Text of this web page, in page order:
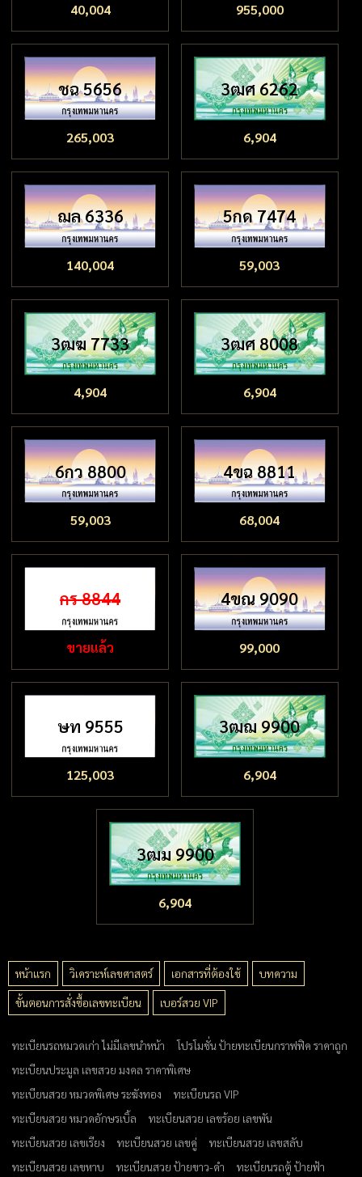
40,004 955,000
ชฉ 5656
265,003
3ฒศ 6262
6,904
ฌล 6336
140,004
5กด 7474
59,003
3ฒฆ 7733
4,904
3ฒศ 8008
6,904
6กว 8800
59,003
4ขฉ 8811
68,004
กร 8844
ขายแล้ว
4ขณ 9090
99,000
ษท 9555
125,003
3ฒฌ 9900
6,904
3ฒม 9900
6,904
หน้าแรก วิเคราะห์เลขศาสตร์ เอกสารที่ต้องใช้
บทความ
ขั้นตอนการสั่งซื้อเลขทะเบียน
เบอร์สวย VIP
ทะเบียนรถหมวดเก่า ไม่มีเลขนำหน้า
โปรโมชั่น ป้ายทะเบียนกราฟฟิค ราคาถูก
ทะเบียนประมูล เลขสวย มงคล ราคาพิเศษ
ทะเบียนสวย หมวดพิเศษ ระฆังทอง
ทะเบียนรถ VIP
ทะเบียนสวย หมวดอักษรเบิ้ล
ทะเบียนสวย เลขร้อย เลขพัน
ทะเบียนสวย เลขเรียง
ทะเบียนสวย เลขคู่
ทะเบียนสวย เลขสลับ
ทะเบียนสวย เลขหาบ
ทะเบียนสวย ป้ายขาว-ดำ ทะเบียนรถตู้ ป้ายฟ้า